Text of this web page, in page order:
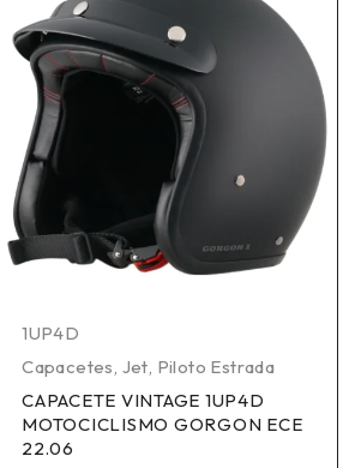
1UP4D
Capacetes Jet Piloto Estrada
CAPACETE VINTAGE 1UP4D
MOTOCICLISMO GORGON ECE
22.06